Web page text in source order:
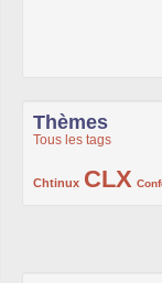
Thèmes
Tous les tags
Chtinux
222/1002CLX
1002/1002
132/1002
119/1002
168/1002